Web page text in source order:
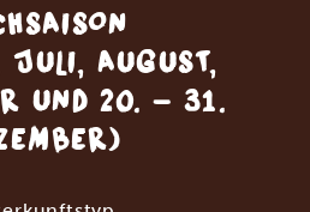
AUGUST,
UND 20. - 31.